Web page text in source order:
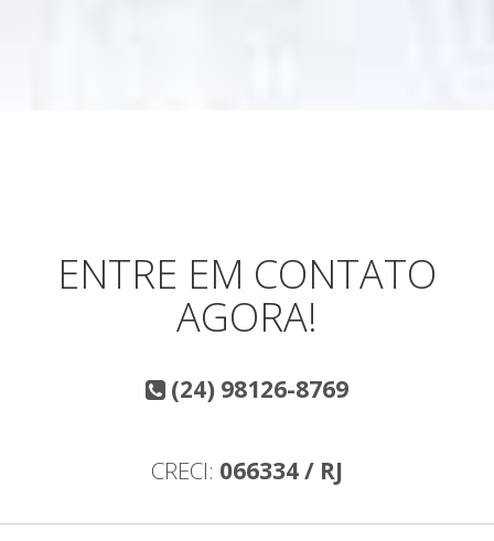
ENTRE EM CONTATO
AGORA!
(24) 98126-8769
CRECI: 066334 / RJ